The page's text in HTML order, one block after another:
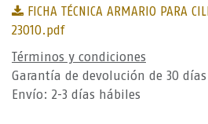
FICHA TÉCNICA ARMARIO PARA
23010.pdf
Términos y condiciones
Garantía de devolución de 30 días
Envío: 2-3 días hábiles